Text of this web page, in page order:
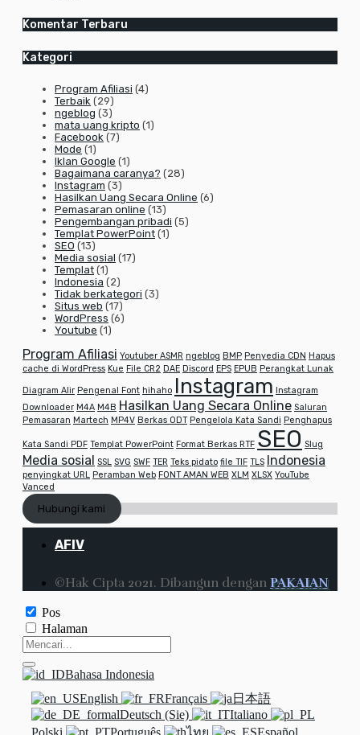
Komentar Terbaru
Kategori
Program Afiliasi (4)
Terbaik (29)
ngeblog (3)
mata uang kripto (1)
Facebook (7)
Mode (1)
Iklan Google (1)
Bagaimana caranya? (28)
Instagram (3)
Hasilkan Uang Secara Online (6)
Pemasaran online (13)
Pengembangan pribadi (5)
Templat PowerPoint (1)
SEO (13)
Media sosial (17)
Templat (1)
Indonesia (2)
Tidak berkategori (3)
Situs web (17)
WordPress (6)
Youtube (1)
Program Afiliasi Youtuber ASMR ngeblog BMP Penyedia CDN Hapus
cache di WordPress Kue File CR2 DAE Discord EPS EPUB Perangkat Lunak
Diagram Alir Pengenal Font hihaho Instagram
Instagram
Downloader M4A M4B Hasilkan Uang Secara Online Saluran
Pemasaran Martech MP4V Berkas ODT Pengelola Kata Sandi Penghapus
Kata Sandi PDF Templat PowerPoint Format Berkas RTF SEO Slug
Media sosial SSL SVG SWF TER Teks pidato file TIF TLS Indonesia
penyingkat URL Peramban Web FONT AMAN WEB XLM XLSX YouTube
Vanced
Hubungi kami
AFIV
©Hak Cipta 2021. Dibangun dengan PAKAIAN
Pos
Halaman
Bahasa Indonesia
English
Français
日本語
Deutsch (Sie)
Italiano